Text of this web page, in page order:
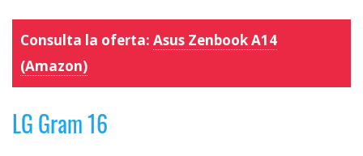
Consulta la oferta: Asus Zenbook A14
(Amazon)
LG Gram 16